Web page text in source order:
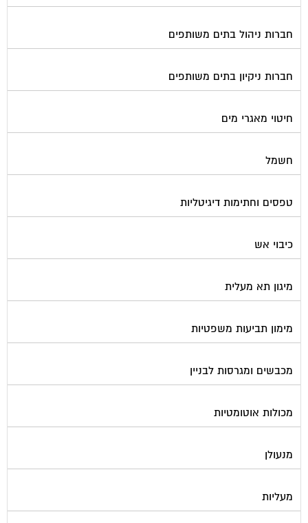
חברות ניהול בתים משותפים
חברות ניקיון בתים משותפים
חיטוי מאגרי מים
חשמל
טפסים וחתימות דיגיטליות
כיבוי אש
מיגון תא מעלית
מימון תביעות משפטיות
מכבשים ומגרסות לבניין
מכולות אוטומטיות
מנעולן
מעליות